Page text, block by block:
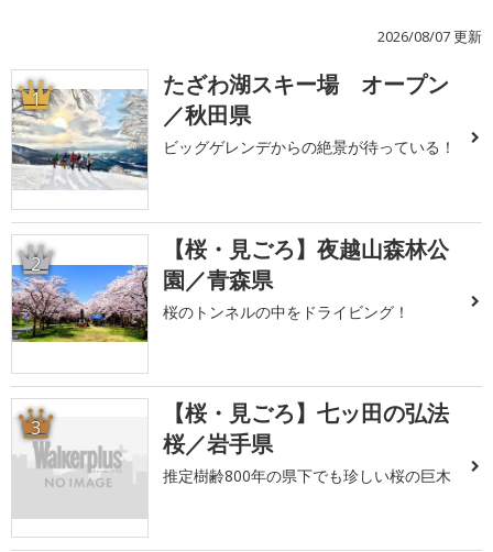
2026/08/07 更新
1
たざわ湖スキー場 オープン
／秋田県
ビッグゲレンデからの絶景が待っている！
2
【桜・見ごろ】夜越山森林公
園／青森県
桜のトンネルの中をドライビング！
3
【桜・見ごろ】七ッ田の弘法
桜／岩手県
推定樹齢800年の県下でも珍しい桜の巨木